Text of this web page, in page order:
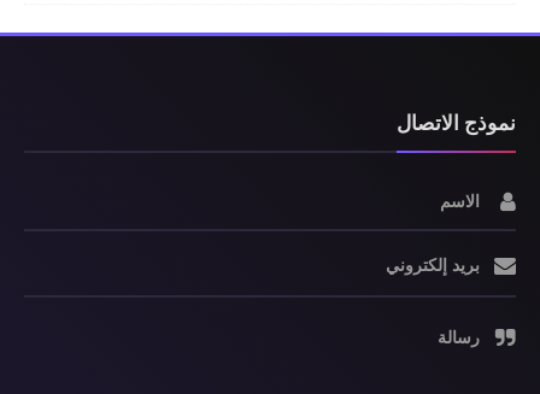
نموذج الاتصال
الاسم
بريد إلكتروني
رسالة